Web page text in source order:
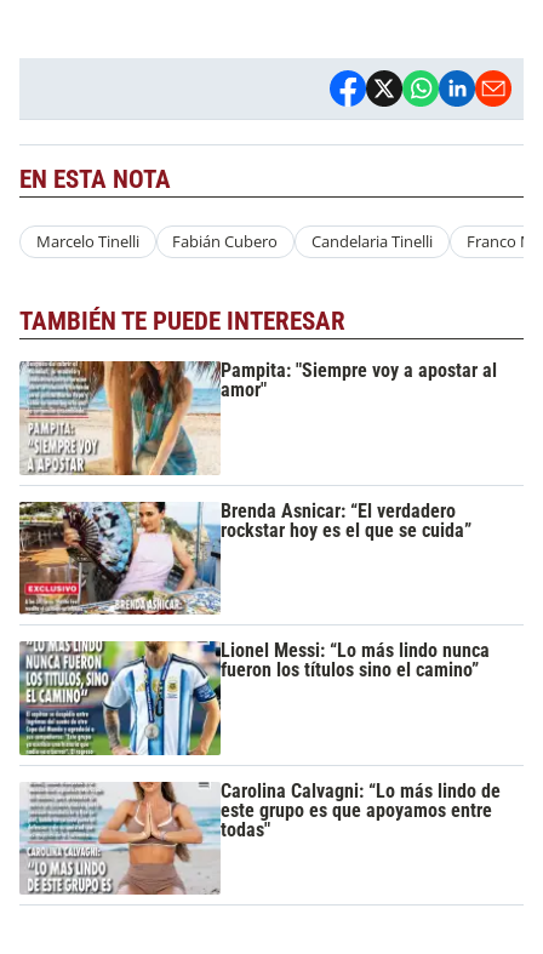
EN ESTA NOTA
Marcelo Tinelli Fabián Cubero Candelaria Tinelli Franco
TAMBIÉN TE PUEDE INTERESAR
Pampita: "Siempre voy a apostar al
amor"
Brenda Asnicar: “El verdadero
rockstar hoy es el que se cuida”
Lionel Messi: “Lo más lindo nunca
fueron los títulos sino el camino”
Carolina Calvagni: “Lo más lindo de
este grupo es que apoyamos entre
todas"